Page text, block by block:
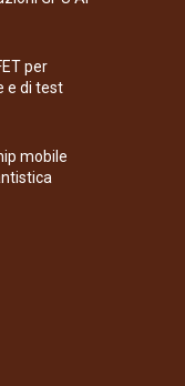
per
e di test
mobile